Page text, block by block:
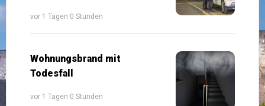
vor 1 Tagen 0 Stunden
Wohnungsbrand mit
Todesfall
vor 1 Tagen 0 Stunden